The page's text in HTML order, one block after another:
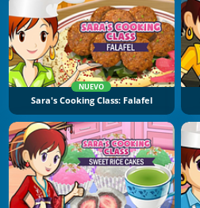
NUEVO
Sara's Cooking Class: Falafel